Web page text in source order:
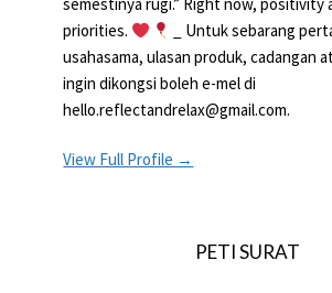
priorities.
_ Untuk sebarang
usahasama, ulasan produk, cadangan
ingin dikongsi boleh e-mel di
hello.reflectandrelax@gmail.com.
View Full Profile →
PETI SURAT